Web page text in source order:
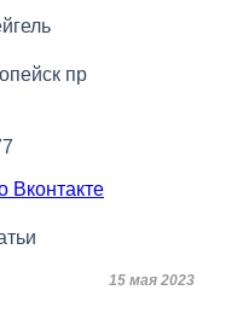
пр
Вконтакте
15 мая 2023